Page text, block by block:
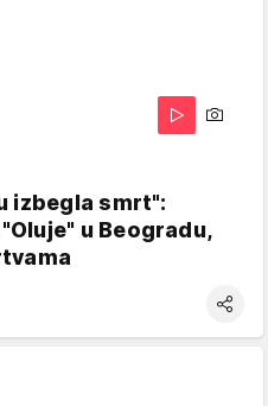
izbegla smrt":
u Beogradu,